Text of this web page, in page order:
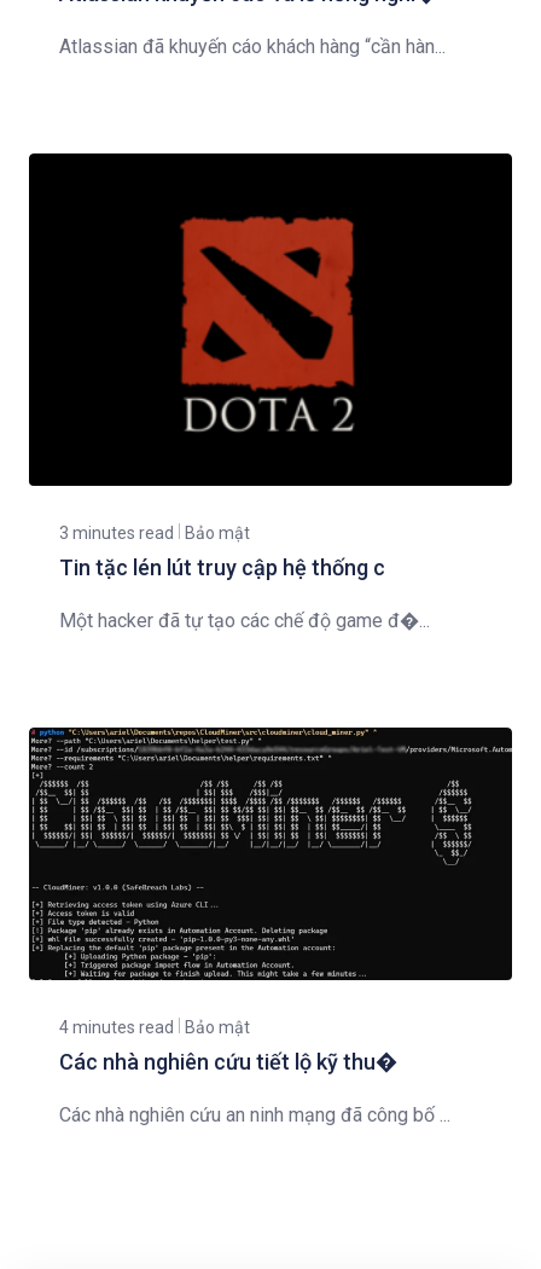
Atlassian đã khuyến cáo khách hàng “cần hàn...
3 minutes read Bảo mật
Tin tặc lén lút truy cập hệ thống c
Một hacker đã tự tạo các chế độ game đ�...
4 minutes read Bảo mật
Các nhà nghiên cứu tiết lộ kỹ thu�
Các nhà nghiên cứu an ninh mạng đã công bố ...